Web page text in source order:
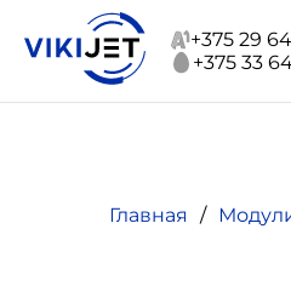
+375 29
+375 33
Главная